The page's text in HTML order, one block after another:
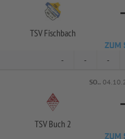
TSV Fischbach
-
ZUM
- - -
SO..
TSV Buch 2
-
ZUM